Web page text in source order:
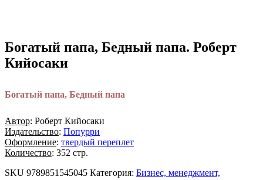
Богатый папа, Бедный папа. Роберт
Кийосаки
Богатый папа, Бедный папа
Автор: Роберт Кийосаки
Издательство: Попурри
Оформление: твердый переплет
Количество: 352 стр.
SKU 9789851545045 Категория: Бизнес, менеджмент,